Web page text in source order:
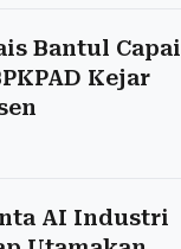
Bantul Capai
Kejar
AI Industri